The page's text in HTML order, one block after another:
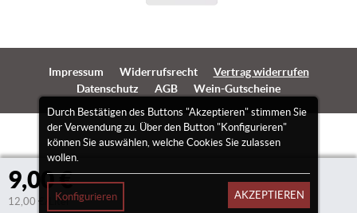
9,00 €
12,00 €/Liter
Durch Bestätigen des Buttons "Akzeptieren" stimmen Sie
der Verwendung zu. Über den Button "Konfigurieren"
können Sie auswählen, welche Cookies Sie zulassen
wollen.
Konfigurieren AKZEPTIEREN
Impressum Widerrufsrecht
Vertrag widerrufen
Datenschutz
AGB Wein-Gutscheine